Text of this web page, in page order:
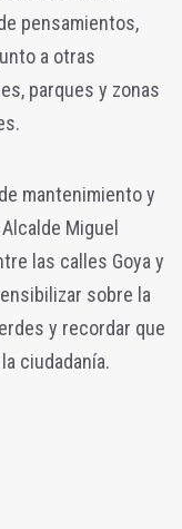
pensamientos,
a otras
parques y zonas
mantenimiento y
Miguel
las calles Goya y
sobre la
y recordar que
ciudadanía.